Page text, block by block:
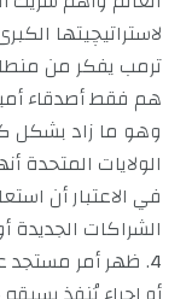
لاستراتيچيتها
ترمب يفكر من
هم فقط أصدقاء
وهو ما زاد بشكل
الولايات المتحدة
في الاعتبار أن
الشراكات الجديدة
4. ظهر أمر مستجد